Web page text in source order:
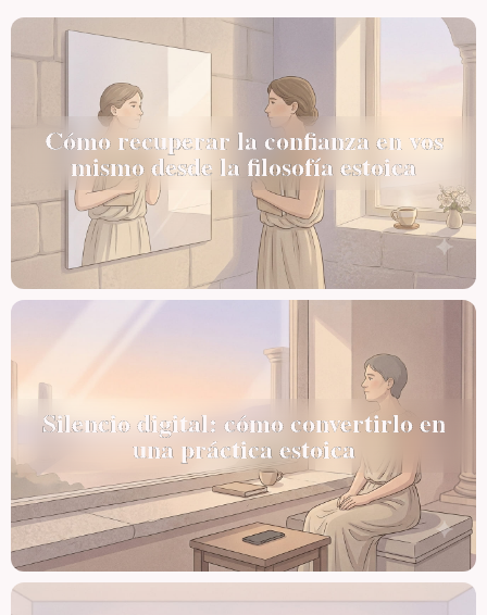
Cómo recuperar la confianza en vos
mismo desde la filosofía estoica
Silencio digital: cómo convertirlo en
una práctica estoica